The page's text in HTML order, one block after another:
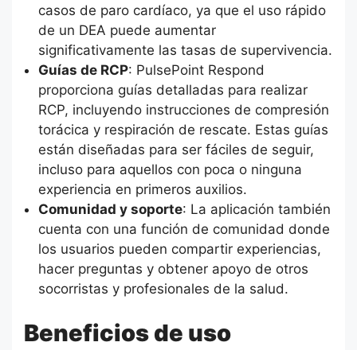
casos de paro cardíaco, ya que el uso rápido
de un DEA puede aumentar
significativamente las tasas de supervivencia.
Guías de RCP: PulsePoint Respond
proporciona guías detalladas para realizar
RCP, incluyendo instrucciones de compresión
torácica y respiración de rescate. Estas guías
están diseñadas para ser fáciles de seguir,
incluso para aquellos con poca o ninguna
experiencia en primeros auxilios.
Comunidad y soporte: La aplicación también
cuenta con una función de comunidad donde
los usuarios pueden compartir experiencias,
hacer preguntas y obtener apoyo de otros
socorristas y profesionales de la salud.
Beneficios de uso